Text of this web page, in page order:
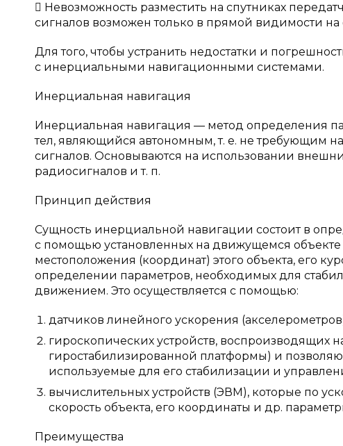
 Невозможность разместить на спутниках
сигналов возможен только в прямой видимости на
Для того, чтобы устранить недостатки и
с инерциальными навигационными системами.
Инерциальная навигация
Инерциальная навигация — метод определения
тел, являющийся автономным, т. е. не требующим
сигналов. Основываются на использовании
радиосигналов и т. п.
Принцип действия
Сущность инерциальной навигации состоит в
с помощью установленных на движущемся
местоположения (координат) этого объекта, его
определении параметров, необходимых для
движением. Это осуществляется с помощью:
датчиков линейного ускорения
гироскопических устройств, воспроизводящих
гиростабилизированной платформы) и
используемые для его стабилизации и
вычислительных устройств (ЭВМ), которые по
скорость объекта, его координаты и др.
Преимущества